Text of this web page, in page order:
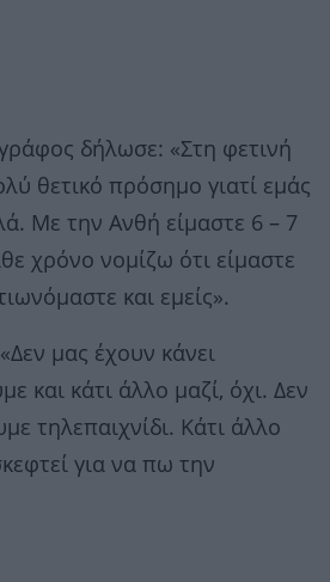
δήλωσε: «Στη φετινή
θετικό πρόσημο γιατί εμάς
Με την Ανθή είμαστε 6 – 7
χρόνο νομίζω ότι είμαστε
και εμείς».
μας έχουν κάνει
και κάτι άλλο μαζί, όχι. Δεν
τηλεπαιχνίδι. Κάτι άλλο
για να πω την